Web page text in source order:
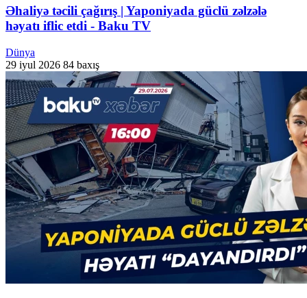
Əhaliyə təcili çağırış | Yaponiyada güclü zəlzələ
həyatı iflic etdi - Baku TV
Dünya
29 iyul 2026 84 baxış